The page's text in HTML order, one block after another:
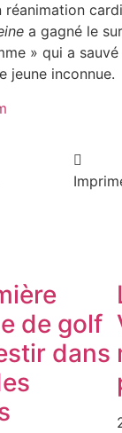
a gagné le
» qui a
jeune inconnue.
de golf
dans